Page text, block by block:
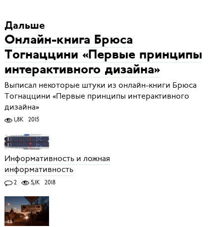
Дальше
Онлайн-книга Брюса
Тогнаццини «Первые принципы
интерактивного дизайна»
Выписал некоторые штуки из онлайн-книги Брюса
Тогнаццини «Первые принципы интерактивного
дизайна»
1,8K 2015
Информативность и ложная
информативность
2 5,1K 2018